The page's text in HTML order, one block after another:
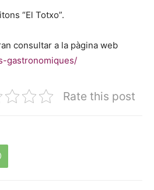
“El Totxo”.
consultar a la pàgina web
gastronomiques/
Rate this post